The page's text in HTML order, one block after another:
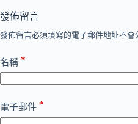
發佈留言
發佈留言必須填寫的電子郵件地址不會
名稱 *
電子郵件 *